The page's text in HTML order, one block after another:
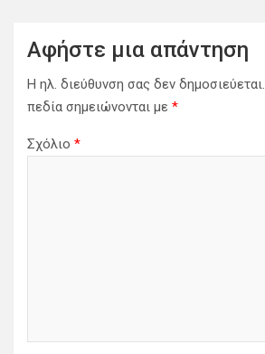
Αφήστε μια απάντηση
Η ηλ. διεύθυνση σας δεν δημοσιεύεται.
πεδία σημειώνονται με *
Σχόλιο *